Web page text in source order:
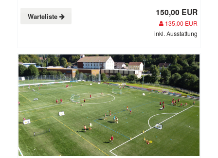
Warteliste 150,00 EUR
135,00 EUR
inkl. Ausstattung